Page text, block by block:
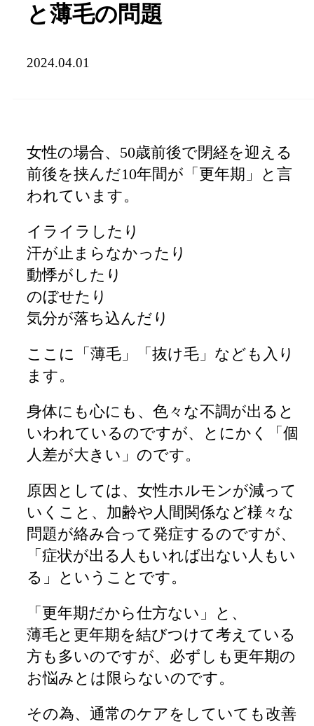
と薄毛の問題
2024.04.01
女性の場合、50歳前後で閉経を迎える
前後を挟んだ10年間が「更年期」と言
われています。
イライラしたり
汗が止まらなかったり
動悸がしたり
のぼせたり
気分が落ち込んだり
ここに「薄毛」「抜け毛」なども入り
ます。
身体にも心にも、色々な不調が出ると
いわれているのですが、とにかく「個
人差が大きい」のです。
原因としては、女性ホルモンが減って
いくこと、加齢や人間関係など様々な
問題が絡み合って発症するのですが、
「症状が出る人もいれば出ない人もい
る」ということです。
「更年期だから仕方ない」と、
薄毛と更年期を結びつけて考えている
方も多いのですが、必ずしも更年期の
お悩みとは限らないのです。
その為、通常のケアをしていても改善